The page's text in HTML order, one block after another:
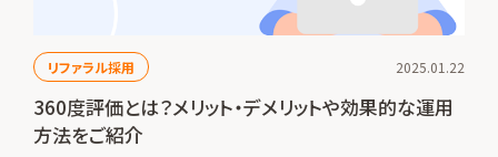
リファラル採用 2025.01.22
360度評価とは？メリット・デメリットや効果的な運用
方法をご紹介